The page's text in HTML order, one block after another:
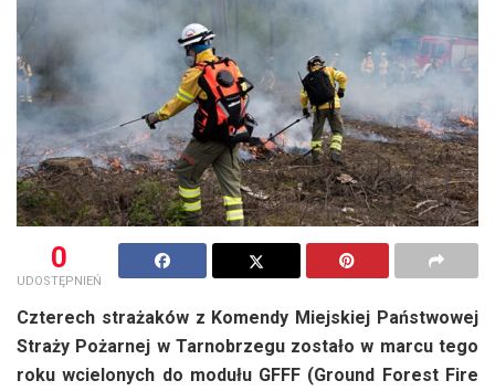
0
UDOSTĘPNIEŃ
Czterech strażaków z Komendy Miejskiej Państwowej
Straży Pożarnej w Tarnobrzegu zostało w marcu tego
roku wcielonych do modułu GFFF (Ground Forest Fire